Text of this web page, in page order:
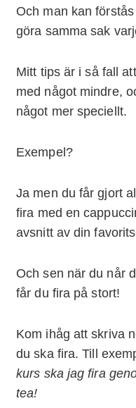
Och man kan
göra samma sak
Mitt tips är i så fall
med något mindre,
något mer speciellt.
Exempel?
Ja men du får gjort
fira med en
avsnitt av din
Och sen när du når
får du fira på stort!
Kom ihåg att skriva
du ska fira. Till
kurs ska jag fira
tea!